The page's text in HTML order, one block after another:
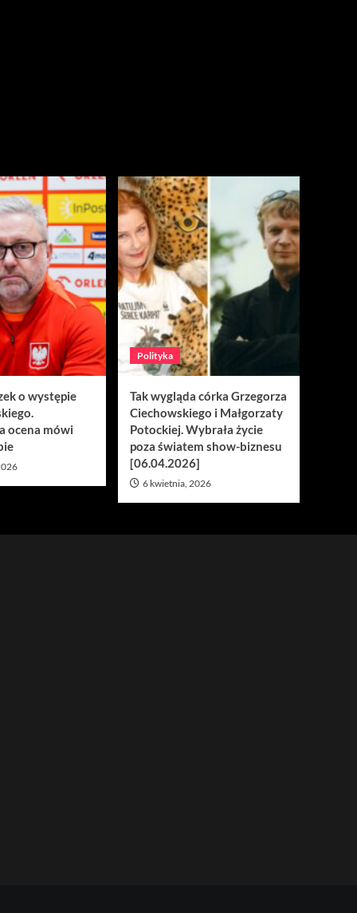
o występie
ocena mówi
Polityka
Tak wygląda córka Grzegorza
Ciechowskiego i Małgorzaty
Potockiej. Wybrała życie
poza światem show-biznesu
[06.04.2026]
6 kwietnia, 2026